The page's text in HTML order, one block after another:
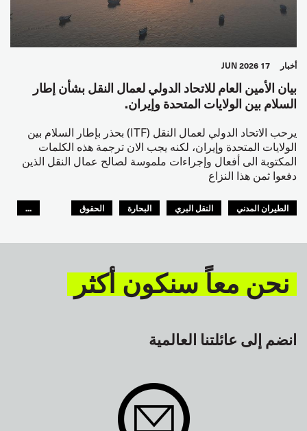
أخبار 17 JUN 2026
بيان الأمين العام للاتحاد الدولي لعمال النقل بشأن إطار
السلام بين الولايات المتحدة وإيران.
يرحب الاتحاد الدولي لعمال النقل (ITF) بحذر بإطار السلام بين
الولايات المتحدة وإيران، لكنه يجب الان ترجمة هذه الكلمات
المكتوبة الى أفعال وإجراءات ملموسة لصالح عمال النقل الذين
دفعوا ثمن هذا النزاع
الطيران المدني النقل البري البحارة
الحقوق
...
نحن معاً سنكون أكثر
انضم إلى عائلتنا العالمية